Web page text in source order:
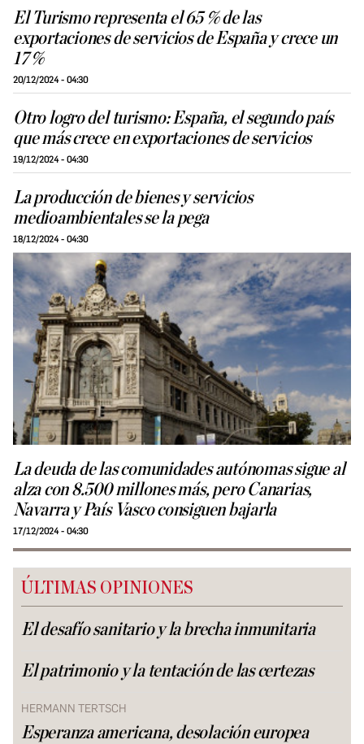
El Turismo representa el 65 % de las
exportaciones de servicios de España y crece un
17 %
20/12/2024 - 04:30
Otro logro del turismo: España, el segundo país
que más crece en exportaciones de servicios
19/12/2024 - 04:30
La producción de bienes y servicios
medioambientales se la pega
18/12/2024 - 04:30
La deuda de las comunidades autónomas sigue al
alza con 8.500 millones más, pero Canarias,
Navarra y País Vasco consiguen bajarla
17/12/2024 - 04:30
ÚLTIMAS OPINIONES
El desafío sanitario y la brecha inmunitaria
El patrimonio y la tentación de las certezas
HERMANN TERTSCH
Esperanza americana, desolación europea